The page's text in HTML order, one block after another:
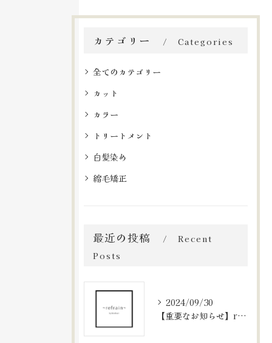
カテゴリー Categories
全てのカテゴリー
カット
カラー
トリートメント
白髪染め
縮毛矯正
最近の投稿
Recent
Posts
2024/09/30
【重要なお知らせ】refrainの予約システムについて